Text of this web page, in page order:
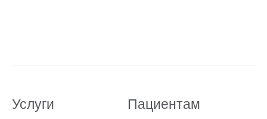
Услуги Пациентам